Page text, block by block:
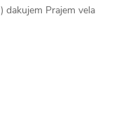
dakujem Prajem vela